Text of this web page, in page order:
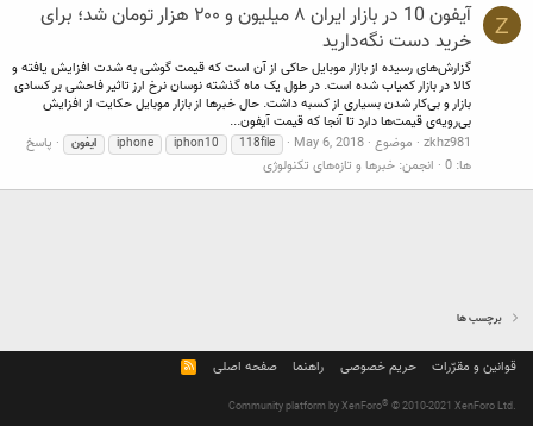
Z
آیفون 10 در بازار ایران ۸ میلیون و ۲۰۰ هزار تومان شد؛ برای
خرید دست نگه‌دارید
گزارش‌های رسیده از بازار موبایل حاکی از آن است که قیمت گوشی به شدت افزایش یافته و
کالا در بازار کمیاب شده است. در طول یک ماه گذشته نوسان نرخ ارز تاثیر فاحشی بر کسادی
بازار و بی‌کار شدن بسیاری از کسبه داشت. حال خبرها از بازار موبایل حکایت از افزایش
بی‌رویه‌ی قیمت‌ها دارد تا آنجا که قیمت آيفون...
zkhz981 موضوع May 6, 2018
118file
iphon10
iphone ایفون
پاسخ
ها: 0
انجمن: خبرها و تازه‌های تکنولوژی
برچسب ها
قوانین و مقرّرات حریم خصوصی راهنما صفحه اصلی
R
S
Community platform by XenForo® © 2010-2021 XenForo Ltd.